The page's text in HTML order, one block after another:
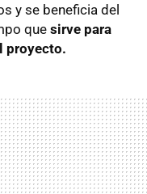
y se beneficia del
que sirve para
proyecto.